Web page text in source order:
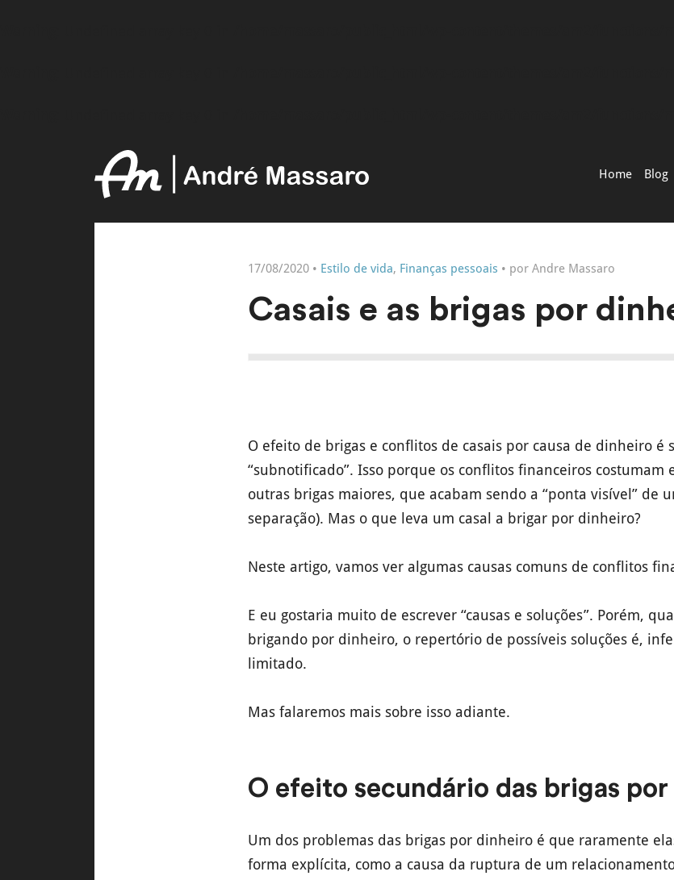
Home Blog
17/08/2020 • Estilo de vida, Finanças pessoais • por Andre Massaro
Casais e as brigas por
O efeito de brigas e conflitos de casais por causa de dinheiro é
“subnotificado”. Isso porque os conflitos financeiros costumam
outras brigas maiores, que acabam sendo a “ponta visível” de
separação). Mas o que leva um casal a brigar por dinheiro?
Neste artigo, vamos ver algumas causas comuns de conflitos
E eu gostaria muito de escrever “causas e soluções”. Porém,
brigando por dinheiro, o repertório de possíveis soluções é,
limitado.
Mas falaremos mais sobre isso adiante.
O efeito secundário das brigas
Um dos problemas das brigas por dinheiro é que raramente
forma explícita, como a causa da ruptura de um